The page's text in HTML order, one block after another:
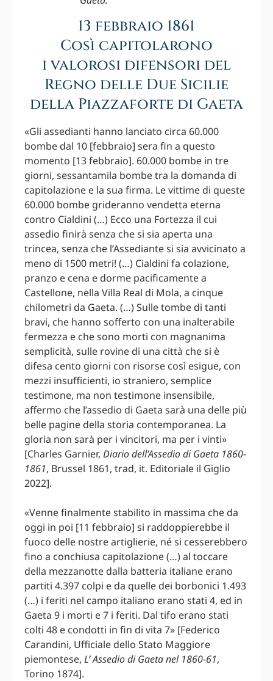
13 febbraio 1861
Così capitolarono
i valorosi difensori del
Regno delle Due Sicilie
della Piazzaforte di Gaeta
«Gli assedianti hanno lanciato circa 60.000
bombe dal 10 [febbraio] sera fin a questo
momento [13 febbraio]. 60.000 bombe in tre
giorni, sessantamila bombe tra la domanda di
capitolazione e la sua firma. Le vittime di queste
60.000 bombe grideranno vendetta eterna
contro Cialdini (…) Ecco una Fortezza il cui
assedio finirà senza che si sia aperta una
trincea, senza che l’Assediante si sia avvicinato a
meno di 1500 metri! (…) Cialdini fa colazione,
pranzo e cena e dorme pacificamente a
Castellone, nella Villa Real di Mola, a cinque
chilometri da Gaeta. (…) Sulle tombe di tanti
bravi, che hanno sofferto con una inalterabile
fermezza e che sono morti con magnanima
semplicità, sulle rovine di una città che si è
difesa cento giorni con risorse così esigue, con
mezzi insufficienti, io straniero, semplice
testimone, ma non testimone insensibile,
affermo che l’assedio di Gaeta sarà una delle più
belle pagine della storia contemporanea. La
gloria non sarà per i vincitori, ma per i vinti»
[Charles Garnier, Diario dell’Assedio di Gaeta 1860-
1861, Brussel 1861, trad, it. Editoriale il Giglio
2022].
«Venne finalmente stabilito in massima che da
oggi in poi [11 febbraio] si raddoppierebbe il
fuoco delle nostre artiglierie, né si cesserebbero
fino a conchiusa capitolazione (…) al toccare
della mezzanotte dalla batteria italiane erano
partiti 4.397 colpi e da quelle dei borbonici 1.493
(…) i feriti nel campo italiano erano stati 4, ed in
Gaeta 9 i morti e 7 i feriti. Dal tifo erano stati
colti 48 e condotti in fin di vita 7» [Federico
Carandini, Ufficiale dello Stato Maggiore
piemontese, L’ Assedio di Gaeta nel 1860-61,
Torino 1874].